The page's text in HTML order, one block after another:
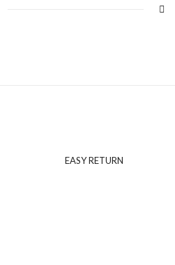
EASY RETURN